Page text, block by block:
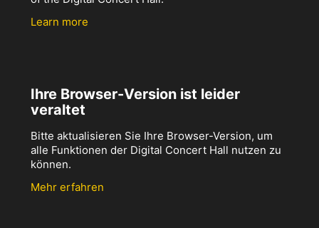
Learn more
Ihre Browser-Version ist leider
veraltet
Bitte aktualisieren Sie Ihre Browser-Version, um
alle Funktionen der Digital Concert Hall nutzen zu
können.
Mehr erfahren